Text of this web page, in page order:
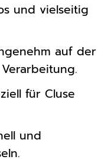
und vielseitig
auf der
für Cluse
und